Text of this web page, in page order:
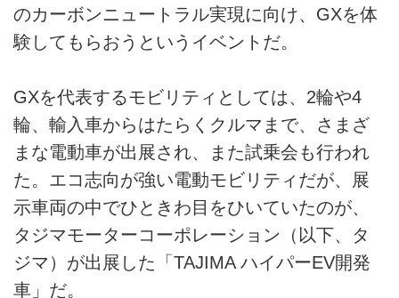
のカーボンニュートラル実現に向け、GXを体
験してもらおうというイベントだ。
GXを代表するモビリティとしては、2輪や4
輪、輸入車からはたらくクルマまで、さまざ
まな電動車が出展され、また試乗会も行われ
た。エコ志向が強い電動モビリティだが、展
示車両の中でひときわ目をひいていたのが、
タジマモーターコーポレーション（以下、タ
ジマ）が出展した「TAJIMA ハイパーEV開発
車」だ。